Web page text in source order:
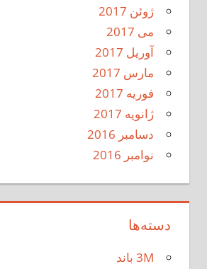
ژوئن 2017
می 2017
آوریل 2017
مارس 2017
فوریه 2017
ژانویه 2017
دسامبر 2016
نوامبر 2016
دسته‌ها
3M باند